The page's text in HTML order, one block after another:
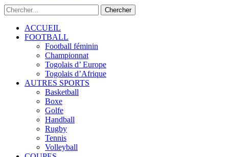
ACCUEIL
FOOTBALL
Football féminin
Championnat
Togolais d’ Europe
Togolais d’Afrique
AUTRES SPORTS
Basketball
Boxe
Golfe
Handball
Rugby
Tennis
Volleyball